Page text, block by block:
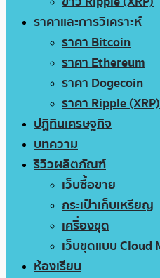
ราคาและการวิเคราะห์
ราคา Bitcoin
ราคา Ethereum
ราคา Dogecoin
ราคา Ripple (XRP)
ปฏิทินเศรษฐกิจ
บทความ
รีวิวผลิตภัณฑ์
เว็บซื้อขาย
กระเป๋าเก็บเหรียญ
เครื่องขุด
เว็บขุดแบบ Cloud
ห้องเรียน